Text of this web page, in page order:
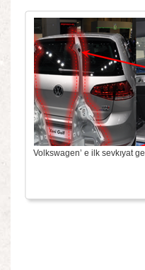
Volkswagen’ e ilk sevkıyat